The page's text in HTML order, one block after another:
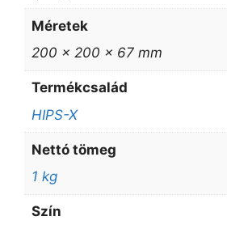
Méretek
200 × 200 × 67 mm
Termékcsalád
HIPS-X
Nettó tömeg
1 kg
Szín